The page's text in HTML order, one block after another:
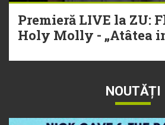
Premieră LIVE la ZU:
Holy Molly - „Atâtea
NOUTĂȚI